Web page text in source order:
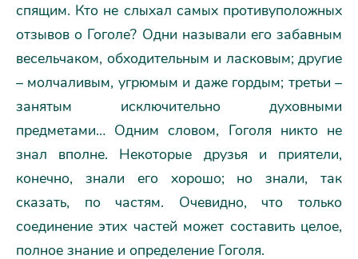
спящим. Кто не слыхал самых противуположных
отзывов о Гоголе? Одни называли его забавным
весельчаком, обходительным и ласковым; другие
– молчаливым, угрюмым и даже гордым; третьи –
занятым исключительно духовными
предметами… Одним словом, Гоголя никто не
знал вполне. Некоторые друзья и приятели,
конечно, знали его хорошо; но знали, так
сказать, по частям. Очевидно, что только
соединение этих частей может составить целое,
полное знание и определение Гоголя.